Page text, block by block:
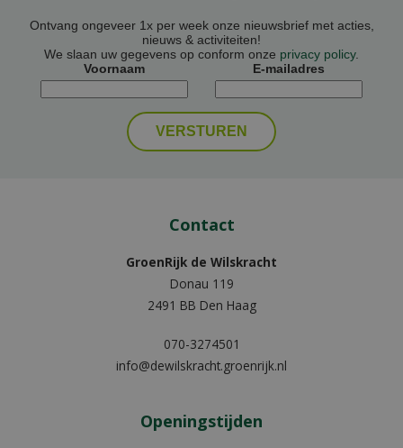
Ontvang ongeveer 1x per week onze nieuwsbrief met acties,
nieuws & activiteiten!
We slaan uw gegevens op conform onze privacy policy.
Voornaam
E-mailadres
Contact
GroenRijk de Wilskracht
Donau 119
2491 BB Den Haag
070-3274501
info@dewilskracht.groenrijk.nl
Openingstijden